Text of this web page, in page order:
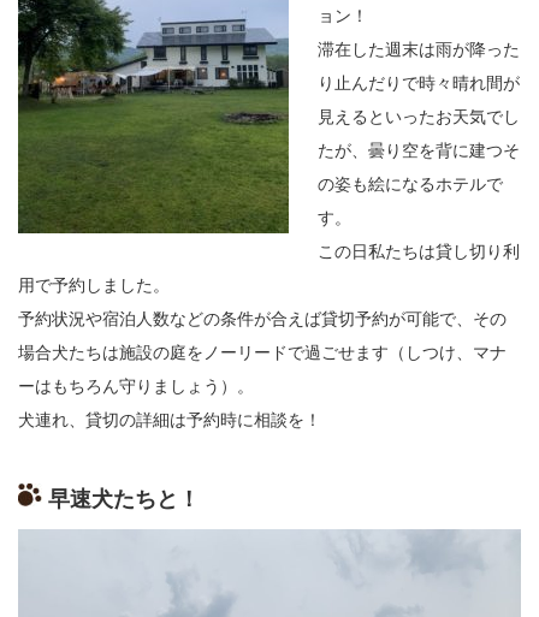
ョン！
滞在した週末は雨が降った
り止んだりで時々晴れ間が
見えるといったお天気でし
たが、曇り空を背に建つそ
の姿も絵になるホテルで
す。
この日私たちは貸し切り利
用で予約しました。
予約状況や宿泊人数などの条件が合えば貸切予約が可能で、その
場合犬たちは施設の庭をノーリードで過ごせます（しつけ、マナ
ーはもちろん守りましょう）。
犬連れ、貸切の詳細は予約時に相談を！
早速犬たちと！